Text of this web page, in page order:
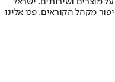
מקהל הקוראים. פנו אלינו